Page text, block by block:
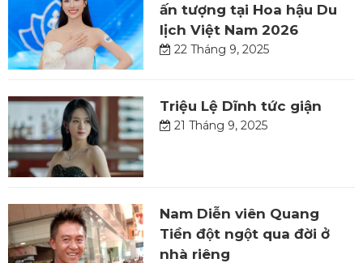
ấn tượng tại Hoa hậu Du
lịch Việt Nam 2026
22 Tháng 9, 2025
Triệu Lệ Dĩnh tức giận
21 Tháng 9, 2025
Nam Diễn viên Quang
Tiền đột ngột qua đời ở
nhà riêng